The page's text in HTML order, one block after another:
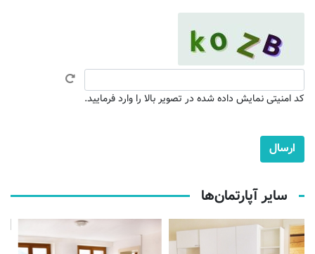
کد امنیتی نمایش داده شده در تصویر بالا را وارد فرمایید.
سایر آپارتمان‌ها
فروخته شده